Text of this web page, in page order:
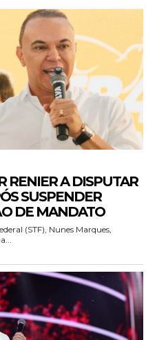
RENIER A DISPUTAR
SUSPENDER
DE MANDATO
(STF), Nunes Marques,